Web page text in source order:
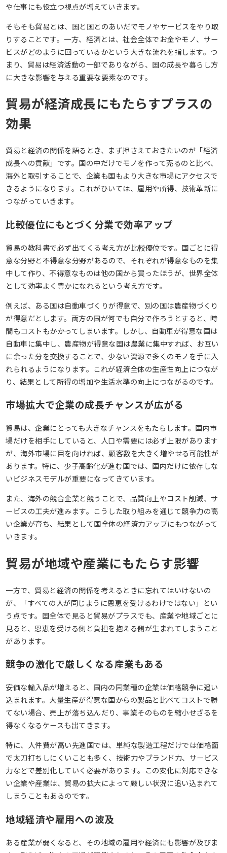
や仕事にも役立つ視点が増えていきます。
そもそも貿易とは、国と国とのあいだでモノやサービスをやり取
りすることです。一方、経済とは、社会全体でお金やモノ、サー
ビスがどのように回っているかという大きな流れを指します。つ
まり、貿易は経済活動の一部でありながら、国の成長や暮らし方
に大きな影響を与える重要な要素なのです。
貿易が経済成長にもたらすプラスの
効果
貿易と経済の関係を語るとき、まず押さえておきたいのが「経済
成長への貢献」です。国の中だけでモノを作って売るのと比べ、
海外と取引することで、企業も国もより大きな市場にアクセスで
きるようになります。これがひいては、雇用や所得、技術革新に
つながっていきます。
比較優位にもとづく分業で効率アップ
貿易の教科書で必ず出てくる考え方が比較優位です。国ごとに得
意な分野と不得意な分野があるので、それぞれが得意なものを集
中して作り、不得意なものは他の国から買ったほうが、世界全体
として効率よく豊かになれるという考え方です。
例えば、ある国は自動車づくりが得意で、別の国は農産物づくり
が得意だとします。両方の国が何でも自分で作ろうとすると、時
間もコストもかかってしまいます。しかし、自動車が得意な国は
自動車に集中し、農産物が得意な国は農業に集中すれば、お互い
に余った分を交換することで、少ない資源で多くのモノを手に入
れられるようになります。これが経済全体の生産性向上につなが
り、結果として所得の増加や生活水準の向上につながるのです。
市場拡大で企業の成長チャンスが広がる
貿易は、企業にとっても大きなチャンスをもたらします。国内市
場だけを相手にしていると、人口や需要には必ず上限があります
が、海外市場に目を向ければ、顧客数を大きく増やせる可能性が
あります。特に、少子高齢化が進む国では、国内だけに依存しな
いビジネスモデルが重要になってきています。
また、海外の競合企業と競うことで、品質向上やコスト削減、サ
ービスの工夫が進みます。こうした取り組みを通じて競争力の高
い企業が育ち、結果として国全体の経済力アップにもつながって
いきます。
貿易が地域や産業にもたらす影響
一方で、貿易と経済の関係を考えるときに忘れてはいけないの
が、「すべての人が同じように恩恵を受けるわけではない」とい
う点です。国全体で見ると貿易がプラスでも、産業や地域ごとに
見ると、恩恵を受ける側と負担を抱える側が生まれてしまうこと
があります。
競争の激化で厳しくなる産業もある
安価な輸入品が増えると、国内の同業種の企業は価格競争に追い
込まれます。大量生産が得意な国からの製品と比べてコストで勝
てない場合、売上が落ち込んだり、事業そのものを縮小せざるを
得なくなるケースも出てきます。
特に、人件費が高い先進国では、単純な製造工程だけでは価格面
で太刀打ちしにくいことも多く、技術力やブランド力、サービス
力などで差別化していく必要があります。この変化に対応できな
い企業や産業は、貿易の拡大によって厳しい状況に追い込まれて
しまうこともあるのです。
地域経済や雇用への波及
ある産業が弱くなると、その地域の雇用や経済にも影響が及びま